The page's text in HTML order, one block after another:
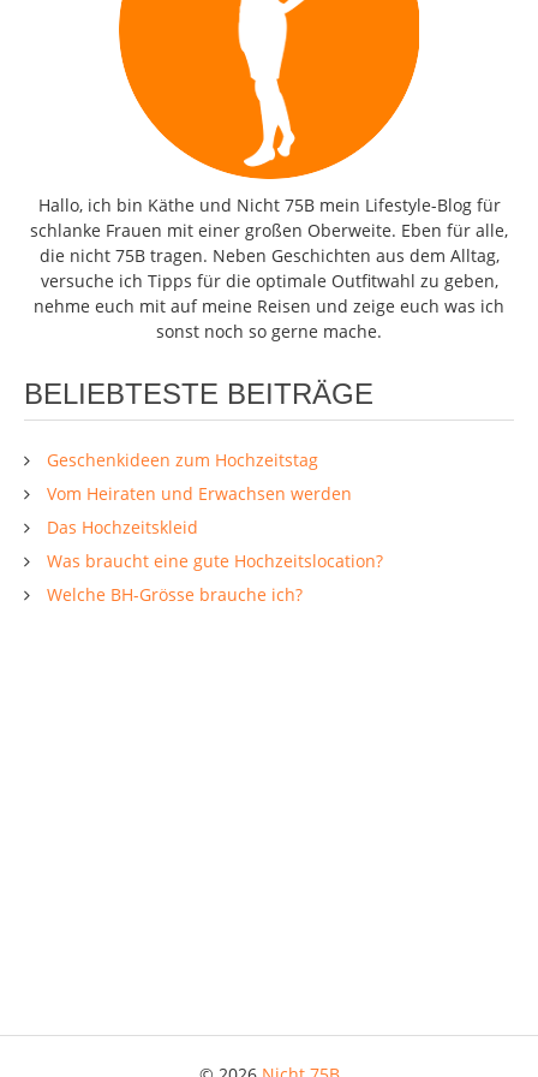
Hallo, ich bin Käthe und Nicht 75B mein Lifestyle-Blog für
schlanke Frauen mit einer großen Oberweite. Eben für alle,
die nicht 75B tragen. Neben Geschichten aus dem Alltag,
versuche ich Tipps für die optimale Outfitwahl zu geben,
nehme euch mit auf meine Reisen und zeige euch was ich
sonst noch so gerne mache.
BELIEBTESTE BEITRÄGE
Geschenkideen zum Hochzeitstag
Vom Heiraten und Erwachsen werden
Das Hochzeitskleid
Was braucht eine gute Hochzeitslocation?
Welche BH-Grösse brauche ich?